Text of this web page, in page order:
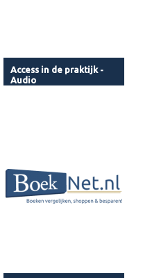
Access in de praktijk -
Audio